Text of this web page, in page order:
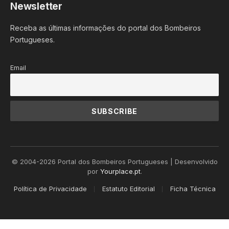
Newsletter
Receba as últimas informações do portal dos Bombeiros
Portugueses.
Email
© 2004-2026 Portal dos Bombeiros Portugueses | Desenvolvido
por Yourplace.pt.
Política de Privacidade Estatuto Editorial Ficha Técnica